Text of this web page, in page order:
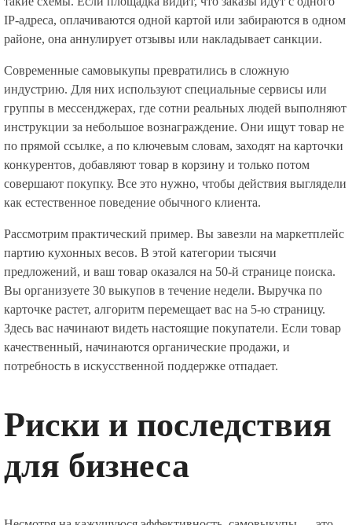
IP-адреса, оплачиваются одной картой или забираются в одном
районе, она аннулирует отзывы или накладывает санкции.
Современные самовыкупы превратились в сложную
индустрию. Для них используют специальные сервисы или
группы в мессенджерах, где сотни реальных людей выполняют
инструкции за небольшое вознаграждение. Они ищут товар не
по прямой ссылке, а по ключевым словам, заходят на карточки
конкурентов, добавляют товар в корзину и только потом
совершают покупку. Все это нужно, чтобы действия выглядели
как естественное поведение обычного клиента.
Рассмотрим практический пример. Вы завезли на маркетплейс
партию кухонных весов. В этой категории тысячи
предложений, и ваш товар оказался на 50-й странице поиска.
Вы организуете 30 выкупов в течение недели. Выручка по
карточке растет, алгоритм перемещает вас на 5-ю страницу.
Здесь вас начинают видеть настоящие покупатели. Если товар
качественный, начинаются органические продажи, и
потребность в искусственной поддержке отпадает.
Риски и последствия
для бизнеса